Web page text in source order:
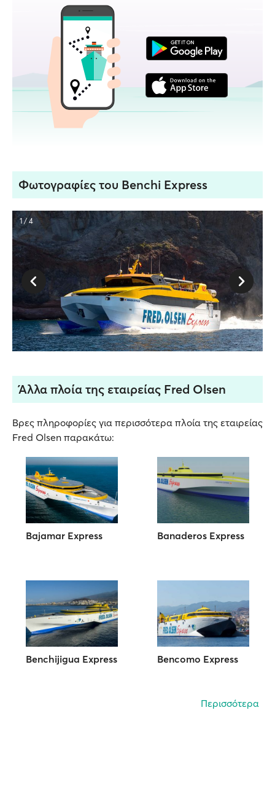
Φωτογραφίες του Benchi Express
1 / 4
Άλλα πλοία της εταιρείας Fred Olsen
Βρες πληροφορίες για περισσότερα πλοία της εταιρείας
Fred Olsen παρακάτω:
Bajamar Express Banaderos Express
Benchijigua Express Bencomo Express
Περισσότερα